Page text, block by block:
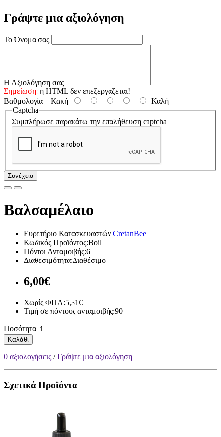
Γράψτε μια αξιολόγηση
Το Όνομα σας
Η Αξιολόγηση σας
Σημείωση: η HTML δεν επεξεργάζεται!
Βαθμολογία Κακή
Καλή
Captcha
Συμπλήρωσε παρακάτω την επαλήθευση captcha
Συνέχεια
Βαλσαμέλαιο
Ευρετήριο Κατασκευαστών CretanBee
Κωδικός Προϊόντος:Boil
Πόντοι Ανταμοιβής:6
Διαθεσιμότητα:Διαθέσιμο
6,00€
Χωρίς ΦΠΑ:5,31€
Τιμή σε πόντους ανταμοιβής:90
Ποσότητα
Καλάθι
0 αξιολογήσεις /Γράψτε μια αξιολόγηση
Σχετικά Προϊόντα